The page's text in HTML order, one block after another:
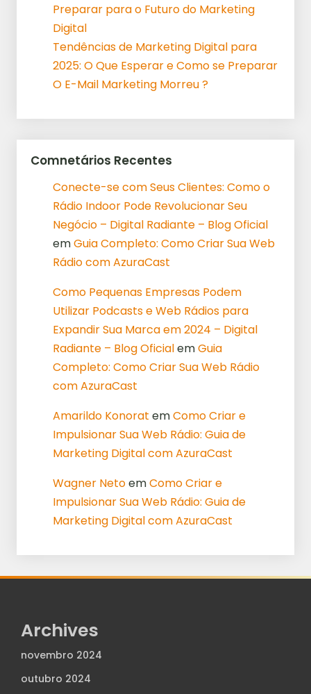
Preparar para o Futuro do Marketing
Digital
Tendências de Marketing Digital para
2025: O Que Esperar e Como se Preparar
O E-Mail Marketing Morreu ?
Comnetários Recentes
Conecte-se com Seus Clientes: Como o
Rádio Indoor Pode Revolucionar Seu
Negócio – Digital Radiante – Blog Oficial
emGuia Completo: Como Criar Sua Web
Rádio com AzuraCast
Como Pequenas Empresas Podem
Utilizar Podcasts e Web Rádios para
Expandir Sua Marca em 2024 – Digital
Radiante – Blog OficialemGuia
Completo: Como Criar Sua Web Rádio
com AzuraCast
Amarildo Konorat emComo Criar e
Impulsionar Sua Web Rádio: Guia de
Marketing Digital com AzuraCast
Wagner NetoemComo Criar e
Impulsionar Sua Web Rádio: Guia de
Marketing Digital com AzuraCast
Archives
novembro 2024
outubro 2024